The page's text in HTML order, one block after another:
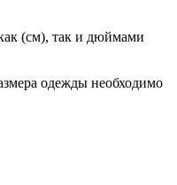
(см), так и дюймами
одежды необходимо